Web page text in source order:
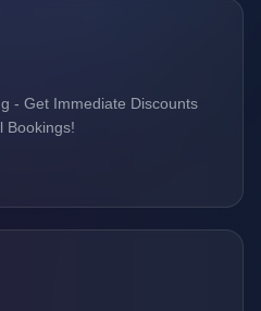
- Get Immediate Discounts
Bookings!